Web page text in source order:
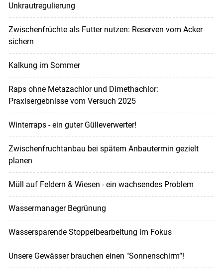
Unkrautregulierung
Zwischenfrüchte als Futter nutzen: Reserven vom Acker
sichern
Kalkung im Sommer
Raps ohne Metazachlor und Dimethachlor:
Praxisergebnisse vom Versuch 2025
Winterraps - ein guter Gülleverwerter!
Zwischenfruchtanbau bei spätem Anbautermin gezielt
planen
Müll auf Feldern & Wiesen - ein wachsendes Problem
Wassermanager Begrünung
Wassersparende Stoppelbearbeitung im Fokus
Unsere Gewässer brauchen einen "Sonnenschirm“!